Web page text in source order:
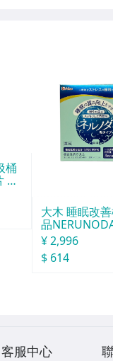
桶
約
大木 睡眠改
品
袋
¥ 2,996
$ 614
客服中心